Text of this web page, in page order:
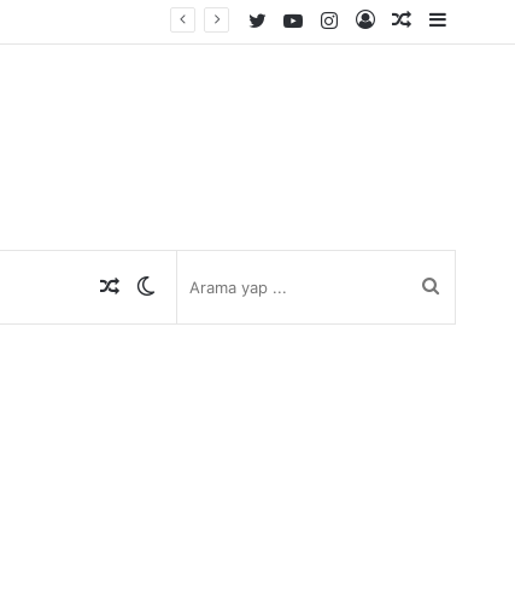
Rastgele
Kayıt
Instagram
YouTube
Twitter
Rastgele